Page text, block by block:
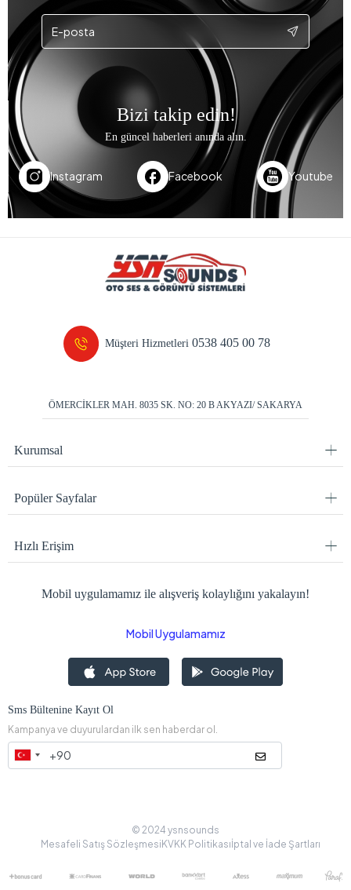
Bizi takip edin!
En güncel haberleri anında alın.
Instagram Facebook Youtube
Müşteri Hizmetleri0538 405 00 78
ÖMERCİKLER MAH. 8035 SK. NO: 20 B AKYAZI/ SAKARYA
Kurumsal
Popüler Sayfalar
Hızlı Erişim
Mobil uygulamamız ile alışveriş kolaylığını yakalayın!
Mobil Uygulamamız
Sms Bültenine Kayıt Ol
Kampanya ve duyurulardan ilk sen haberdar ol.
© 2024 ysnsounds
Mesafeli Satış Sözleşmesi KVKK Politikasıİptal ve İade Şartları